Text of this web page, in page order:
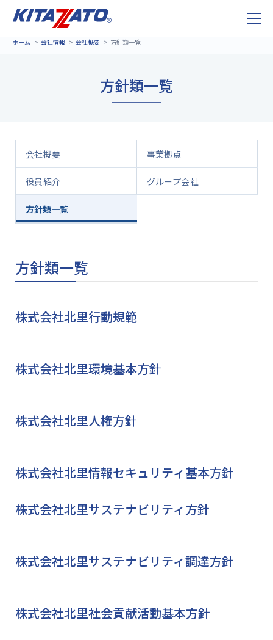
ホーム 会社情報 会社概要 方針類一覧
方針類一覧
会社概要 事業拠点
役員紹介 グループ会社
方針類一覧
方針類一覧
株式会社北里行動規範
株式会社北里環境基本方針
株式会社北里人権方針
株式会社北里情報セキュリティ基本方針
株式会社北里サステナビリティ方針
株式会社北里サステナビリティ調達方針
株式会社北里社会貢献活動基本方針